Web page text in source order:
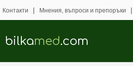
Контакти | Мнения, въпроси и препоръки |
bilkamed.com